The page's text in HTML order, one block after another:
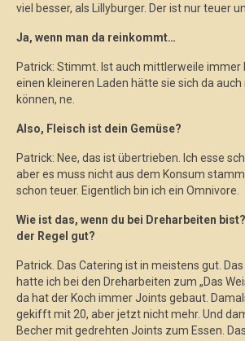
viel besser, als Lillyburger. Der ist nur teuer
Ja, wenn man da reinkommt…
Patrick: Stimmt. Ist auch mittlerweile immer
einen kleineren Laden hätte sie sich da auch
können, ne.
Also, Fleisch ist dein Gemüse?
Patrick: Nee, das ist übertrieben. Ich esse
aber es muss nicht aus dem Konsum
schon teuer. Eigentlich bin ich ein Omnivore.
Wie ist das, wenn du bei Dreharbeiten
der Regel gut?
Patrick. Das Catering ist in meistens gut.
hatte ich bei den Dreharbeiten zum „Das
da hat der Koch immer Joints gebaut.
gekifft mit 20, aber jetzt nicht mehr. Und
Becher mit gedrehten Joints zum Essen.